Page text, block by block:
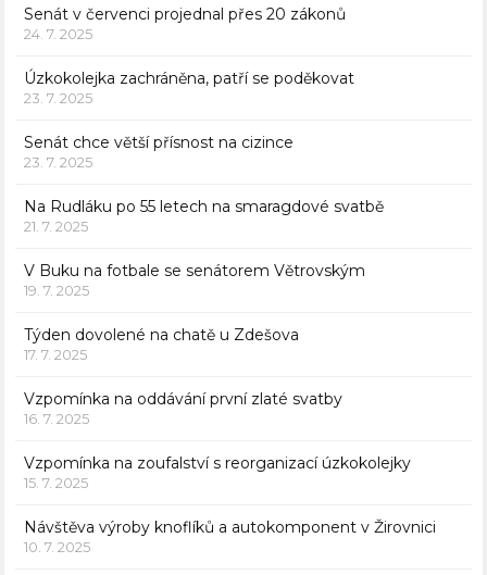
Senát v červenci projednal přes 20 zákonů
24. 7. 2025
Úzkokolejka zachráněna, patří se poděkovat
23. 7. 2025
Senát chce větší přísnost na cizince
23. 7. 2025
Na Rudláku po 55 letech na smaragdové svatbě
21. 7. 2025
V Buku na fotbale se senátorem Větrovským
19. 7. 2025
Týden dovolené na chatě u Zdešova
17. 7. 2025
Vzpomínka na oddávání první zlaté svatby
16. 7. 2025
Vzpomínka na zoufalství s reorganizací úzkokolejky
15. 7. 2025
Návštěva výroby knoflíků a autokomponent v Žirovnici
10. 7. 2025